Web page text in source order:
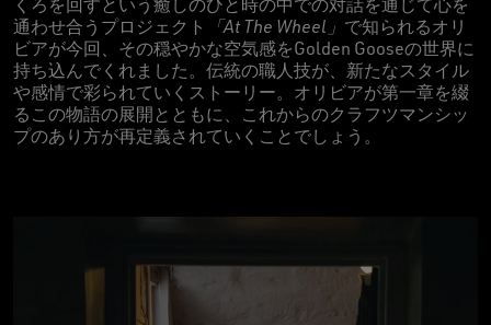
通わせ合うプロジェクト
「At The Wheel」 で知られるオリ
ビアが今回、その穏やかな空気感をGolden Gooseの世界に
持ち込んでくれました。伝統の職人技が、新たなスタイル
や感情で彩られていくストーリー。オリビアが第一章を綴
るこの物語の展開とともに、これからのクラフツマンシッ
プのあり方が再定義されていくことでしょう。